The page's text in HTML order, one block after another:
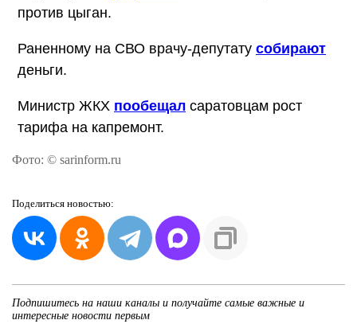
против цыган.
Раненному на СВО врачу-депутату собирают
деньги.
Министр ЖКХ пообещал саратовцам рост
тарифа на капремонт.
Фото: © sarinform.ru
Поделиться новостью:
Подпишитесь на наши каналы и получайте самые важные и
интересные новости первым